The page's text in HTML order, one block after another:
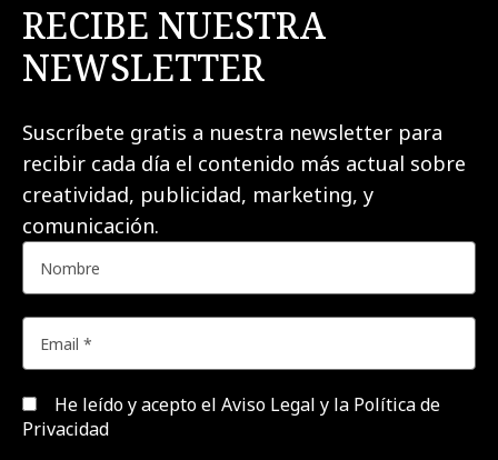
RECIBE NUESTRA
NEWSLETTER
Suscríbete gratis a nuestra newsletter para
recibir cada día el contenido más actual sobre
creatividad, publicidad, marketing, y
comunicación.
He leído y acepto el Aviso Legal y la Política de
Privacidad